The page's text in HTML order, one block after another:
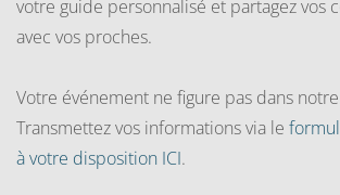
votre guide personnalisé et partagez vos
avec vos proches.
Votre événement ne figure pas dans
Transmettez vos informations via le
à votre disposition ICI.